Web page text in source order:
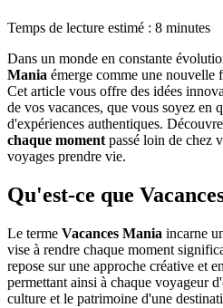
Temps de lecture estimé : 8 minutes
Dans un monde en constante
Mania émerge comme une nouvelle
Cet article vous offre des idées
de vos vacances, que vous soyez en
d'expériences authentiques.
chaque moment passé loin de chez
voyages prendre vie.
Qu'est-ce que
Le terme Vacances Mania incarne
vise à rendre chaque moment
repose sur une approche créative et
permettant ainsi à chaque voyageur
culture et le patrimoine d'une